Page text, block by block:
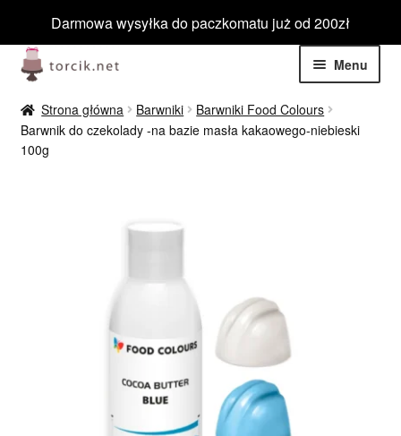
Darmowa wysyłka do paczkomatu już od 200zł
Przejdź
do
nawigacji
Przejdź
do
treści
Menu
Jadalne
menu
Niejadalne
Strona główna Barwniki
Barwniki Food Colours
Barwnik do czekolady -na bazie masła kakaowego-niebieski
100g